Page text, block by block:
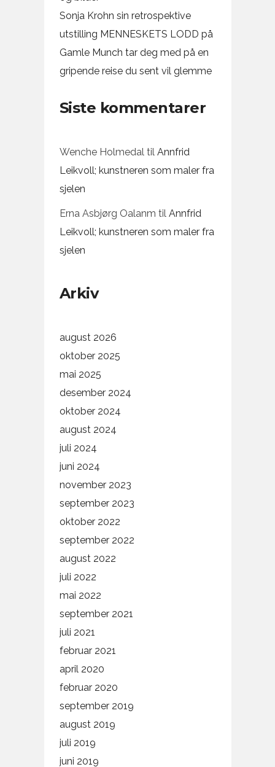
Sonja Krohn sin retrospektive
utstilling MENNESKETS LODD på
Gamle Munch tar deg med på en
gripende reise du sent vil glemme
Siste kommentarer
Wenche Holmedaltil Annfrid
Leikvoll; kunstneren som maler fra
sjelen
Erna Asbjørg Oalanm til Annfrid
Leikvoll; kunstneren som maler fra
sjelen
Arkiv
august 2026
oktober 2025
mai 2025
desember 2024
oktober 2024
august 2024
juli 2024
juni 2024
november 2023
september 2023
oktober 2022
september 2022
august 2022
juli 2022
mai 2022
september 2021
juli 2021
februar 2021
april 2020
februar 2020
september 2019
august 2019
juli 2019
juni 2019